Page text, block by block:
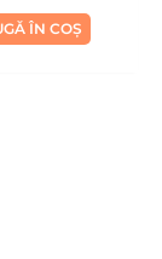
ÎN COȘ